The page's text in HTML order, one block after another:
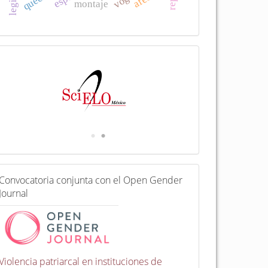
montaje
C
o
Convocatoria conjunta con el Open Gender
Journal
patriarcal en instituciones de